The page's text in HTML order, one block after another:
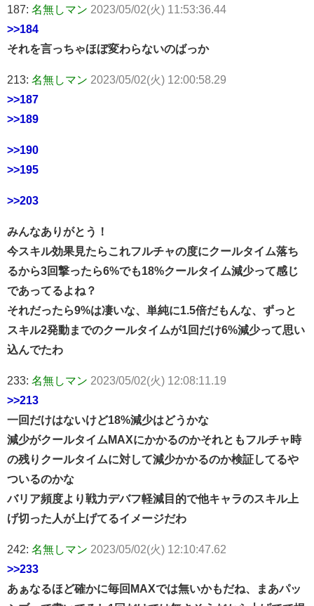
187: 名無しマン 2023/05/02(火) 11:53:36.44
>>184
それを言っちゃほぼ変わらないのばっか
213: 名無しマン 2023/05/02(火) 12:00:58.29
>>187
>>189
>>190
>>195
>>203
みんなありがとう！
今スキル効果見たらこれフルチャの度にクールタイム落ち
るから3回撃ったら6%でも18%クールタイム減少って感じ
であってるよね？
それだったら9%は凄いな、単純に1.5倍だもんな、ずっと
スキル2発動までのクールタイムが1回だけ6%減少って思い
込んでたわ
233: 名無しマン 2023/05/02(火) 12:08:11.19
>>213
一回だけはないけど18%減少はどうかな
減少がクールタイムMAXにかかるのかそれともフルチャ時
の残りクールタイムに対して減少かかるのか検証してるや
ついるのかな
バリア頻度より戦力デバフ軽減目的で他キャラのスキル上
げ切った人が上げてるイメージだわ
242: 名無しマン 2023/05/02(火) 12:10:47.62
>>233
あぁなるほど確かに毎回MAXでは無いかもだね、まあパッ